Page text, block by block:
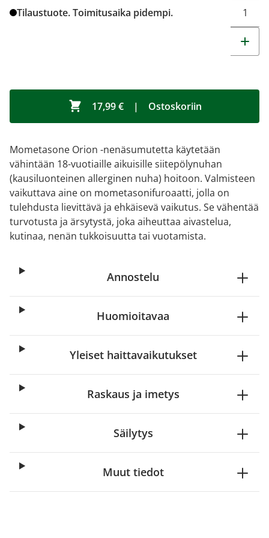
Tilaustuote. Toimitusaika pidempi.
17,99 € | Ostoskoriin
Mometasone Orion -nenäsumutetta käytetään
vähintään 18-vuotiaille aikuisille siitepölynuhan
(kausiluonteinen allerginen nuha) hoitoon. Valmisteen
vaikuttava aine on mometasonifuroaatti, jolla on
tulehdusta lievittävä ja ehkäisevä vaikutus. Se vähentää
turvotusta ja ärsytystä, joka aiheuttaa aivastelua,
kutinaa, nenän tukkoisuutta tai vuotamista.
Annostelu
Huomioitavaa
Yleiset haittavaikutukset
Raskaus ja imetys
Säilytys
Muut tiedot